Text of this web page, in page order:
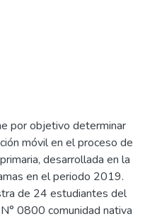
por objetivo determinar
móvil en el proceso de
desarrollada en la
en el periodo 2019.
de 24 estudiantes del
0800 comunidad nativa